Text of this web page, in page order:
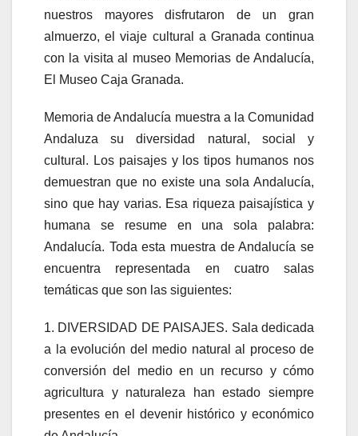
nuestros mayores disfrutaron de un gran
almuerzo, el viaje cultural a Granada continua
con la visita al museo Memorias de Andalucía,
El Museo Caja Granada.
Memoria de Andalucía muestra a la Comunidad
Andaluza su diversidad natural, social y
cultural. Los paisajes y los tipos humanos nos
demuestran que no existe una sola Andalucía,
sino que hay varias. Esa riqueza paisajística y
humana se resume en una sola palabra:
Andalucía. Toda esta muestra de Andalucía se
encuentra representada en cuatro salas
temáticas que son las siguientes:
1. DIVERSIDAD DE PAISAJES. Sala dedicada
a la evolución del medio natural al proceso de
conversión del medio en un recurso y cómo
agricultura y naturaleza han estado siempre
presentes en el devenir histórico y económico